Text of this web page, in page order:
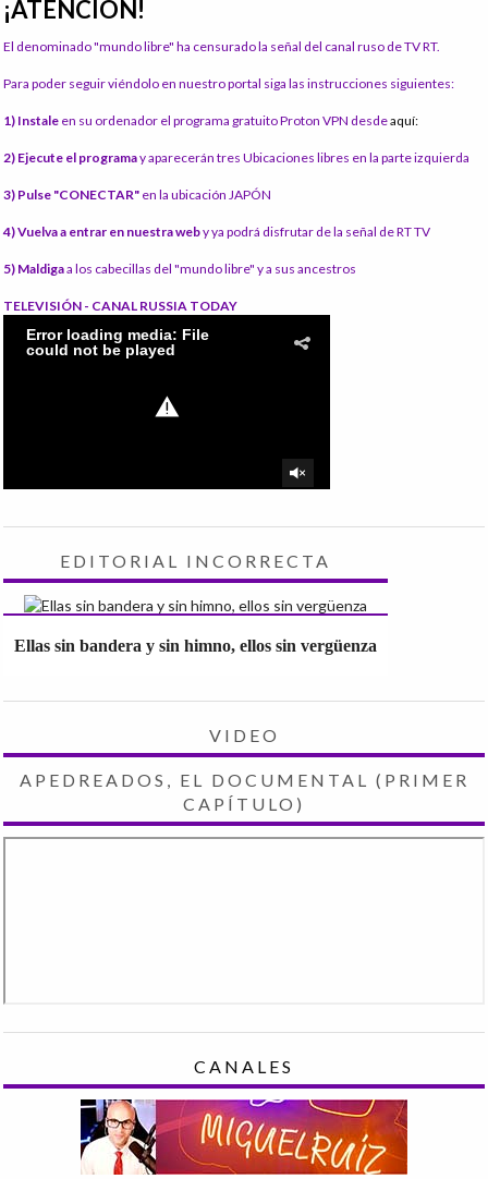
¡ATENCIÓN!
El denominado "mundo libre" ha censurado la señal del canal ruso de TV RT.
Para poder seguir viéndolo en nuestro portal siga las instrucciones siguientes:
1) Instale en su ordenador el programa gratuito Proton VPN desdeaquí:
2) Ejecute el programay aparecerán tres Ubicaciones libres en la parte izquierda
3) Pulse "CONECTAR" en la ubicación JAPÓN
4) Vuelva a entrar en nuestra weby ya podrá disfrutar de la señal de RT TV
5) Maldigaa los cabecillas del "mundo libre" y a sus ancestros
TELEVISIÓN - CANAL RUSSIA TODAY
EDITORIAL INCORRECTA
Ellas sin bandera y sin himno, ellos sin vergüenza
VIDEO
APEDREADOS, EL DOCUMENTAL (PRIMER
CAPÍTULO)
CANALES